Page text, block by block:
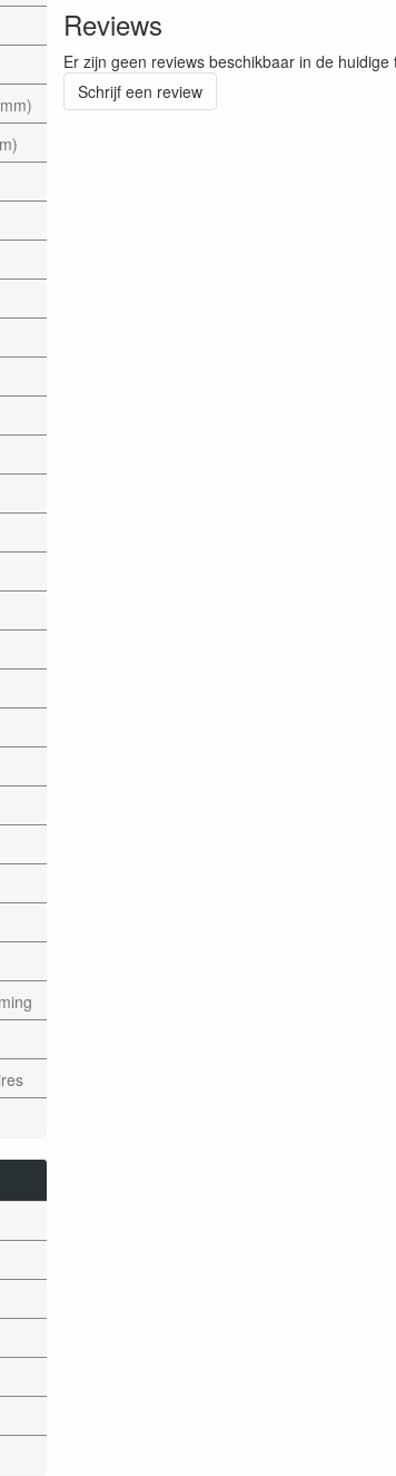
Reviews
Er zijn geen reviews beschikbaar in de huidige
Schrijf een review